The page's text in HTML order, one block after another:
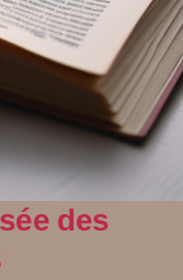
des